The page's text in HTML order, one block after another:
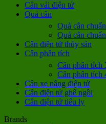
Cân vải điện tử
Quả cân
Quả cân
Quả cân
Cân điện tử thủy sản
Cân phân tích
Cân phân tích
Cân phân tích
Cân xe nâng điện tử
Cân điện tử ghế ngồi
Cân điện tử tiểu ly
Brands